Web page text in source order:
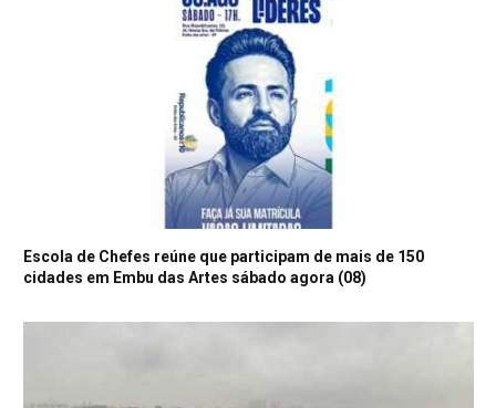
Escola de Chefes reúne que participam de mais de 150
cidades em Embu das Artes sábado agora (08)